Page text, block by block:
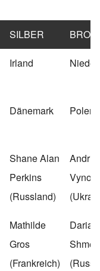
SILBER
Irland
Dänemark Polen
Shane Alan
Perkins
(Russland)
Andrii
Mathilde
Gros
(Frankreich)
Daria